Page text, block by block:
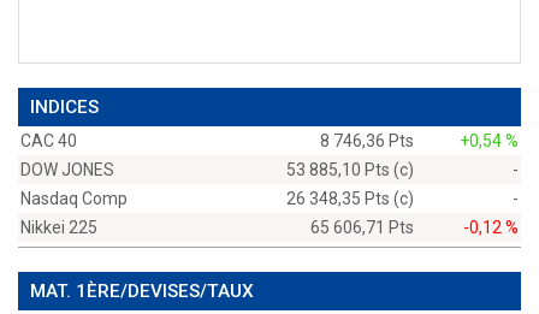
INDICES
CAC 40 8 746,36 Pts
+0,54 %
DOW JONES
53 885,10 Pts (c)
-
Nasdaq Comp
26 348,35 Pts (c)
-
Nikkei 225
65 606,71 Pts -0,12 %
MAT. 1ÈRE/DEVISES/TAUX